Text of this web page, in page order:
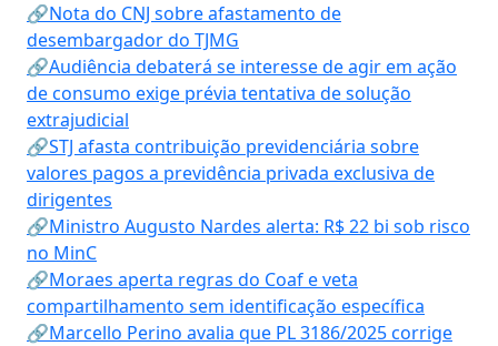
🔗Nota do CNJ sobre afastamento de
desembargador do TJMG
🔗Audiência debaterá se interesse de agir em ação
de consumo exige prévia tentativa de solução
extrajudicial
🔗STJ afasta contribuição previdenciária sobre
valores pagos a previdência privada exclusiva de
dirigentes
🔗Ministro Augusto Nardes alerta: R$ 22 bi sob risco
no MinC
🔗Moraes aperta regras do Coaf e veta
compartilhamento sem identificação específica
🔗Marcello Perino avalia que PL 3186/2025 corrige